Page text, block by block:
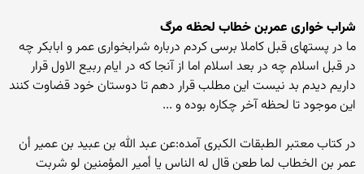
شراب خواری عمربن خطاب لحظه مرگ
ما در پستهای قبل کاملا برسی کردم درباره شرابخواری عمر و ابابکر چه
در قبل اسلام چه در بعد اسلام اما از آنجا که در ایام ربیع الاول قرار
داریم دیدم بد نیست این مطلب قرار دهم تا دوستان خود قضاوت کنند
این موجود تا لحظه آخر چکاره بوده و ...
در کتاب معتبر الطبقات الکبری آمده:عن عبد الله بن عبید بن عمیر أن
عمر بن الخطاب لما طعن قال له الناس یا أمیر المؤمنین لو شربت